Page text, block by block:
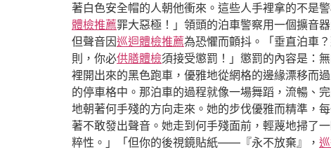
著白色安全帽的人朝他衝來。這些人手裡拿的不是
體檢推薦罪大惡極！」領頭的泊車警察用一個擴音
但聲音因巡迴體檢推薦為恐懼而顫抖。「垂直泊車
則，你必供膳體檢須接受懲罰！」懲罰的內容是：
裡開出來的黑色跑車，優雅地從網格的邊緣漂移而
的停車格中。那泊車的過程就像一場舞蹈，流暢、
地朝著何手殘的方向走來。她的步伐優雅而精準，
著不敢發出聲音。她走到何手殘面前，輕蔑地掃了
粹性。」「但你的後視鏡貼紙——『永不放棄』，